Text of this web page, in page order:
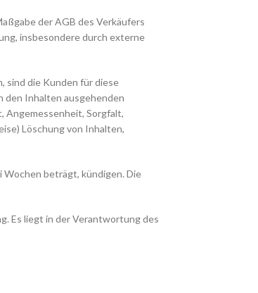
der AGB des Verkäufers
insbesondere durch externe
sind die Kunden für diese
den Inhalten ausgehenden
Angemessenheit, Sorgfalt,
Löschung von Inhalten,
Wochen beträgt, kündigen. Die
Es liegt in der Verantwortung des